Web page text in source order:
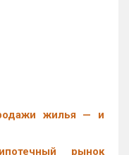
жилья — и
рынок